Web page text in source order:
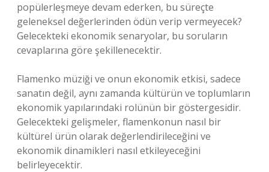
popülerleşmeye devam ederken, bu süreçte
geleneksel değerlerinden ödün verip vermeyecek?
Gelecekteki ekonomik senaryolar, bu soruların
cevaplarına göre şekillenecektir.
Flamenko müziği ve onun ekonomik etkisi, sadece
sanatın değil, aynı zamanda kültürün ve toplumların
ekonomik yapılarındaki rolünün bir göstergesidir.
Gelecekteki gelişmeler, flamenkonun nasıl bir
kültürel ürün olarak değerlendirileceğini ve
ekonomik dinamikleri nasıl etkileyeceğini
belirleyecektir.